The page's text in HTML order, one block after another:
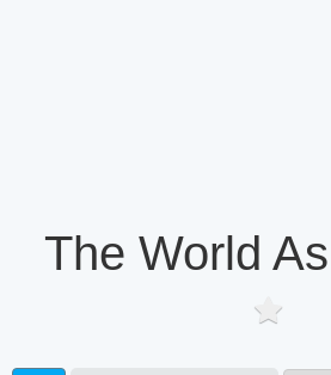
The World